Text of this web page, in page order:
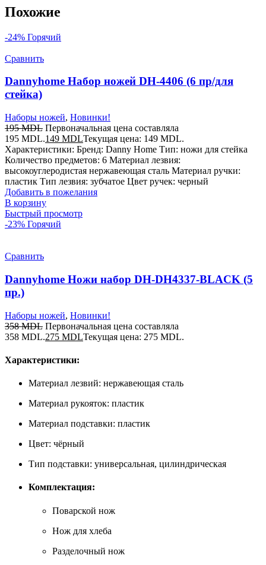
Похожие
-24% Горячий
Сравнить
Dannyhome Набор ножей DH-4406 (6 пр/для
стейка)
Наборы ножей, Новинки!
195MDL Первоначальная цена составляла
195 MDL.149 MDLТекущая цена: 149 MDL.
Характеристики: Бренд: Danny Home Тип: ножи для стейка
Количество предметов: 6 Материал лезвия:
высокоуглеродистая нержавеющая сталь Материал ручки:
пластик Тип лезвия: зубчатое Цвет ручек: черный
Добавить в пожелания
В корзину
Быстрый просмотр
-23% Горячий
Сравнить
Dannyhome Ножи набор DH-DH4337-BLACK (5
пр.)
Наборы ножей, Новинки!
358MDL Первоначальная цена составляла
358 MDL.275 MDLТекущая цена: 275 MDL.
Характеристики:
Материал лезвий: нержавеющая сталь
Материал рукояток: пластик
Материал подставки: пластик
Цвет: чёрный
Тип подставки: универсальная, цилиндрическая
Комплектация:
Поварской нож
Нож для хлеба
Разделочный нож